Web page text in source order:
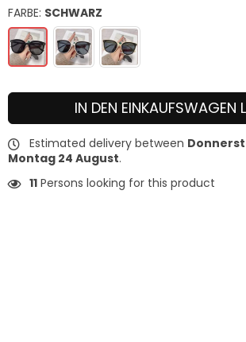
FARBE: SCHWARZ
IN DEN EINKAUFSWAGEN
Estimated delivery between
Montag 24 August.
11 Persons looking for this product